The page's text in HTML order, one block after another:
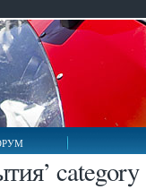
category